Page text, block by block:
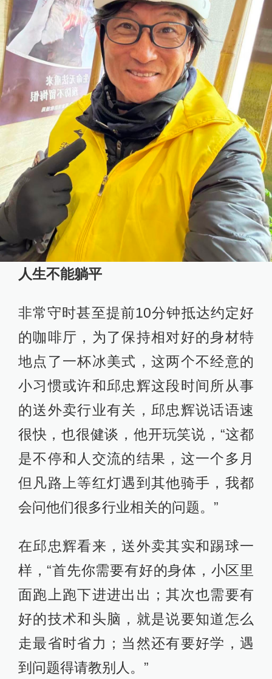
人生不能躺平
非常守时甚至提前10分钟抵达约定好
的咖啡厅，为了保持相对好的身材特
地点了一杯冰美式，这两个不经意的
小习惯或许和邱忠辉这段时间所从事
的送外卖行业有关，邱忠辉说话语速
很快，也很健谈，他开玩笑说，“这都
是不停和人交流的结果，这一个多月
但凡路上等红灯遇到其他骑手，我都
会问他们很多行业相关的问题。”
在邱忠辉看来，送外卖其实和踢球一
样，“首先你需要有好的身体，小区里
面跑上跑下进进出出；其次也需要有
好的技术和头脑，就是说要知道怎么
走最省时省力；当然还有要好学，遇
到问题得请教别人。”